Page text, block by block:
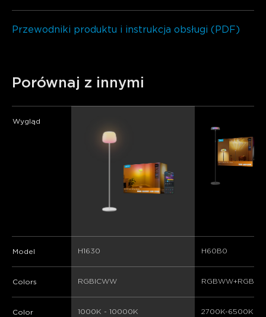
Przewodniki produktu i instrukcja obsługi (PDF)
Porównaj z innymi
Wygląd
Model H1630 H60B0
Colors RGBICWW
Color
1000K - 10000K 2700K-6500K